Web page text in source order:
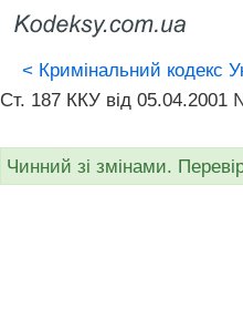
< Кримінальний кодекс
Ст. 187 ККУ від 05.04.2001
Чинний зі змінами.